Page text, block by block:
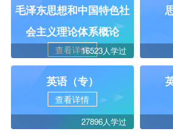
毛泽东思想和中国特色社
会主义理论体系概论
查看详情16523人学过
英语（专）
查看详情
27896人学过